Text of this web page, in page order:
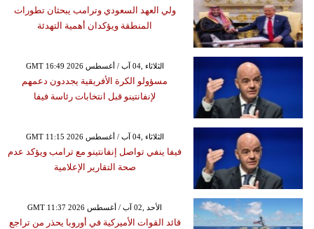
ولي العهد السعودي وترامب يبحثان تطورات
المنطقة ويؤكدان أهمية التهدئة
GMT 16:49 2026 الثلاثاء ,04 آب / أغسطس
مسؤولو الكرة الأفريقية يجددون دعمهم
لإنفانتينو قبل انتخابات رئاسة فيفا
GMT 11:15 2026 الثلاثاء ,04 آب / أغسطس
فيفا ينفي تواصل إنفانتينو مع ترامب ويؤكد عدم
صحة التقارير الإعلامية
GMT 11:37 2026 الأحد ,02 آب / أغسطس
قائد القوات الأميركية في أوروبا يحذر من تراجع